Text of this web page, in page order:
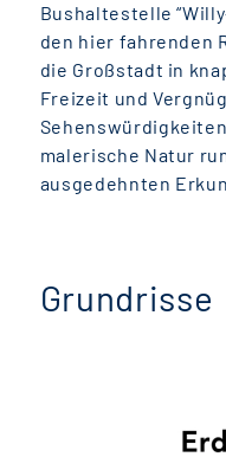
Bushaltestelle
den hier fahrenden
die Großstadt in
Freizeit und
malerische Natur
ausgedehnten
Grundrisse